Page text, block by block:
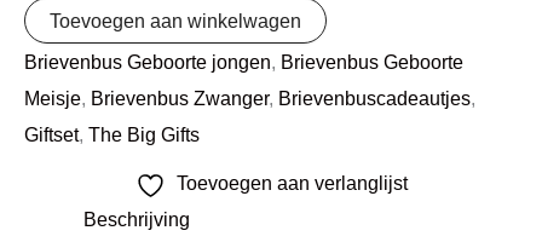
Toevoegen aan winkelwagen
Brievenbus Geboorte jongen Brievenbus Geboorte
Meisje Brievenbus Zwanger, Brievenbuscadeautjes
Giftset, The Big Gifts
Toevoegen aan verlanglijst
Beschrijving